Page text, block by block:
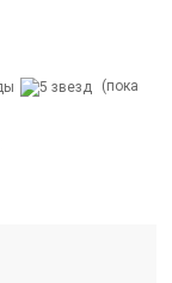
(пока